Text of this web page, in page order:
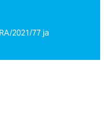
2021/77 ja